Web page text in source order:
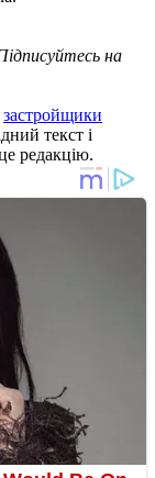
на
застройщики
текст і
редакцію.